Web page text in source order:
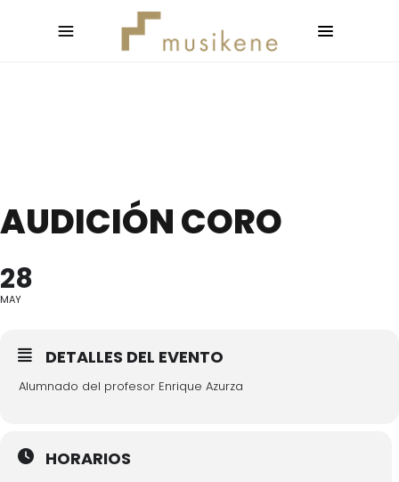
AUDICIÓN CORO
28
MAY
DETALLES DEL EVENTO
Alumnado del profesor Enrique Azurza
HORARIOS